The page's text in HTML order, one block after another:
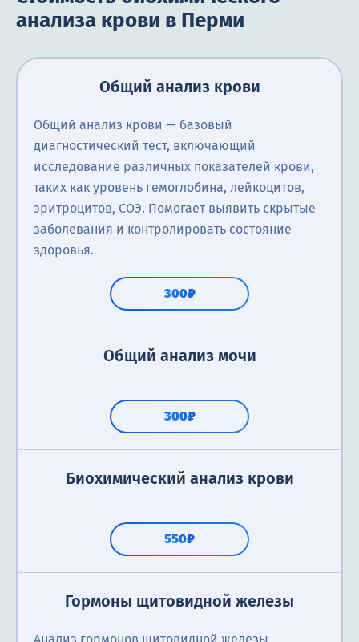
анализа крови в Перми
Общий анализ крови
Общий анализ крови — базовый
диагностический тест, включающий
исследование различных показателей крови,
таких как уровень гемоглобина, лейкоцитов,
эритроцитов, СОЭ. Помогает выявить скрытые
заболевания и контролировать состояние
здоровья.
300₽
Общий анализ мочи
300₽
Биохимический анализ крови
550₽
Гормоны щитовидной железы